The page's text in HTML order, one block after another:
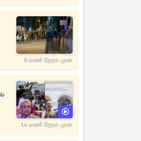
9 மணி நேரம் முன்
14 மணி நேரம் முன்